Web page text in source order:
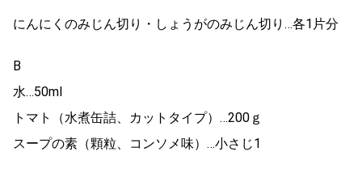
にんにくのみじん切り・しょうがのみじん切り…各1片分
B
水…50ml
トマト（水煮缶詰、カットタイプ）…200ｇ
スープの素（顆粒、コンソメ味）…小さじ1